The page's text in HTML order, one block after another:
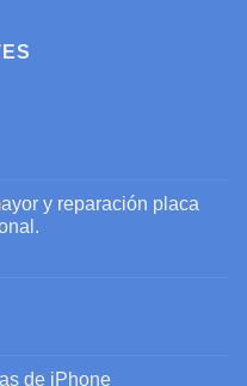
y reparación placa
de iPhone